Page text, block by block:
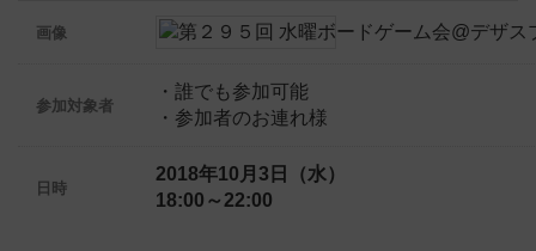
画像
参加対象者
・誰でも参加可能
・参加者のお連れ様
日時
2018年10月3日（水）
18:00～22:00